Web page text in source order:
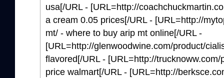
usa[/URL - [URL=http://
a cream 0.05 prices[/URL - [URL=http://
mt/ - where to buy arip mt online[/URL -
[URL=http://glenwoodwine.com/product/
flavored[/URL - [URL=http://
price walmart[/URL - [URL=http://